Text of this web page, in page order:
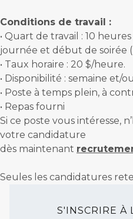
Conditions de travail :
• Quart de travail : 10
journée et début de soirée
• Taux horaire : 20 $/heure.
• Disponibilité : semaine et/
• Poste à temps plein, à
• Repas fourni
Si ce poste vous intéresse,
votre candidature
dès maintenant
Seules les candidatures
S'INSCRIRE À